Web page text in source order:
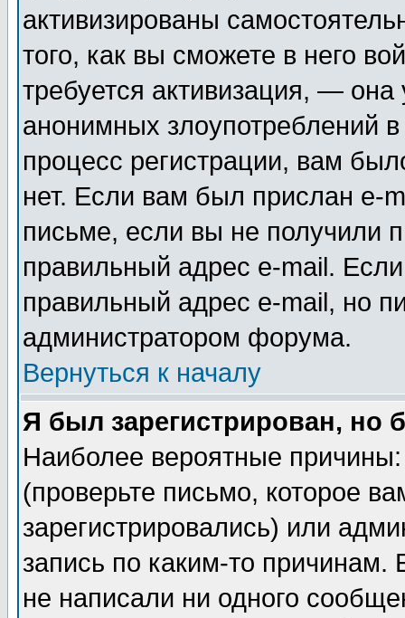
активизированы
того, как вы сможете в него
требуется активизация, —
анонимных злоупотреблений
процесс регистрации, вам
нет. Если вам был прислан e-
письме, если вы не получили
правильный адрес e-mail.
правильный адрес e-mail, но
администратором форума.
Вернуться к началу
Я был зарегистрирован, но
Наиболее вероятные
(проверьте письмо, которое
зарегистрировались) или
запись по каким-то
не написали ни одного